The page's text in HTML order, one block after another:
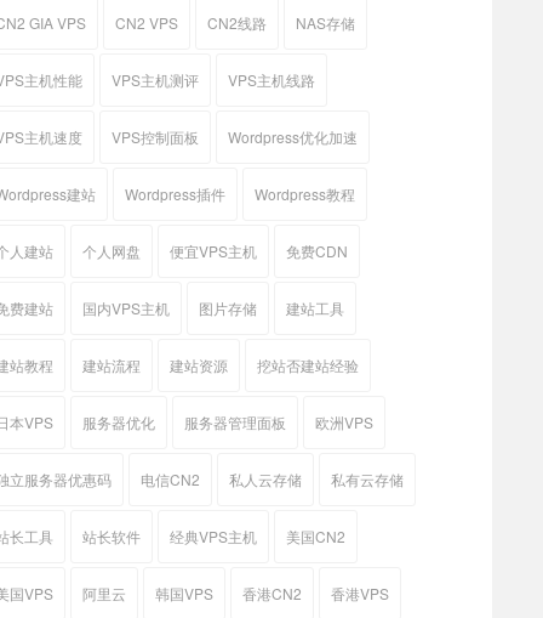
GIA VPS CN2 VPS CN2线路 NAS存储
主机性能 VPS主机测评 VPS主机线路
主机速度 VPS控制面板 Wordpress优化加速
建站 Wordpress插件 Wordpress教程
人建站 个人网盘 便宜VPS主机 免费CDN
费建站 国内VPS主机 图片存储 建站工具
站教程 建站流程 建站资源 挖站否建站经验
本VPS 服务器优化 服务器管理面板 欧洲VPS
立服务器优惠码 电信CN2 私人云存储 私有云存储
长工具 站长软件 经典VPS主机 美国CN2
国VPS 阿里云 韩国VPS 香港CN2 香港VPS